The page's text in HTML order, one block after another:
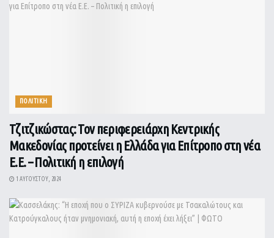
ΠΟΛΙΤΙΚΗ
Τζιτζικώστας: Τον περιφερειάρχη Κεντρικής
Μακεδονίας προτείνει η Ελλάδα για Επίτροπο στη νέα
Ε.Ε. – Πολιτική η επιλογή
1 ΑΥΓΟΎΣΤΟΥ, 2024